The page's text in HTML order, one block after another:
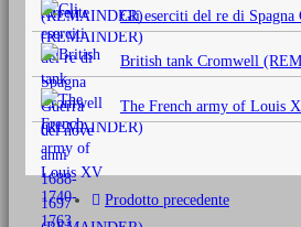
Gli eserciti del re di
British tank Cromwell
The French army of Louis
Prodotto precedente